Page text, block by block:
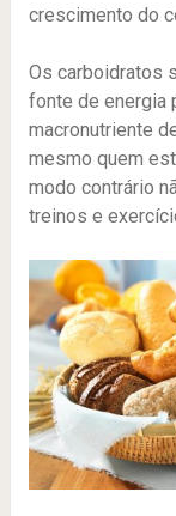
crescimento do
Os carboidratos
fonte de energia
macronutriente
mesmo quem
modo contrário
treinos e